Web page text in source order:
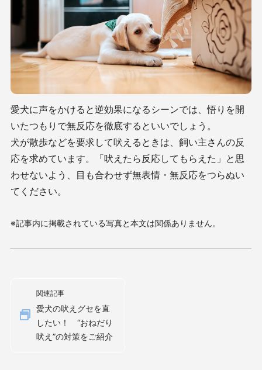
愛犬に声をかけると逆効果になるシーンでは、悟りを開
いたつもりで無反応を徹底するといいでしょう。
犬が散歩などを要求して吠えるときは、飼い主さんの反
応を求めています。「吠えたら反応してもらえた」と思
わせないよう、目も合わせず無表情・無反応をつらぬい
てください。
※記事内に掲載されている写真と本文は関係ありません。
関連記事
愛犬の吠えグセを直
したい！ “おねだり
吠え”の対策をご紹介